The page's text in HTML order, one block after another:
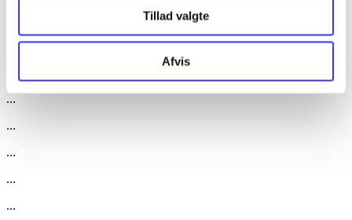
Tillad valgte
Afvis
Artikler
...
...
...
...
...